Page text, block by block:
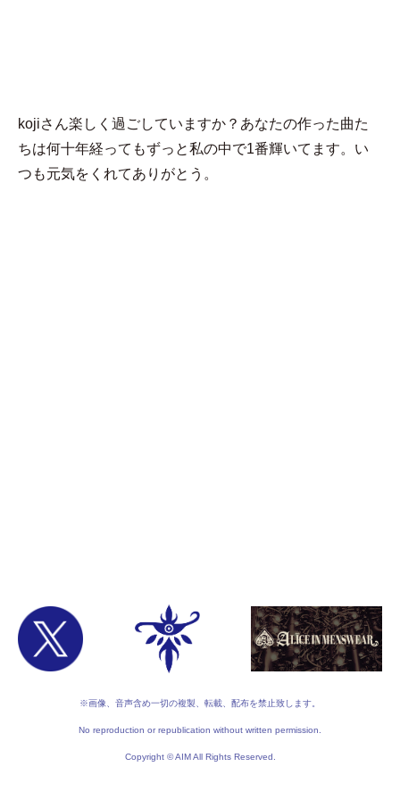
kojiさん楽しく過ごしていますか？あなたの作った曲た
ちは何十年経ってもずっと私の中で1番輝いてます。い
つも元気をくれてありがとう。
※画像、音声含め一切の複製、転載、配布を禁止致します。
No reproduction or republication without written permission.
Copyright © AIM All Rights Reserved.